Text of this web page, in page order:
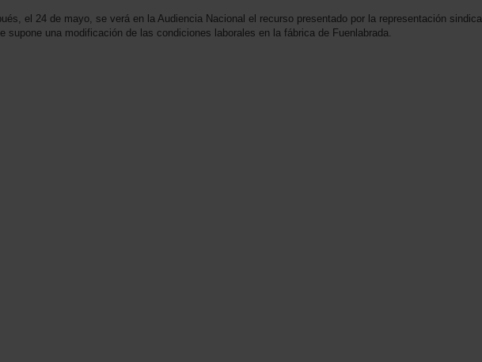
el 24 de mayo, se verá en la Audiencia Nacional el recurso presentado por la representación sindical
supone una modificación de las condiciones laborales en la fábrica de Fuenlabrada.